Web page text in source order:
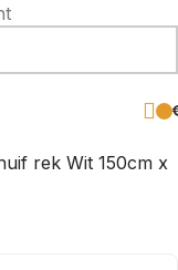
rek Wit 150cm x